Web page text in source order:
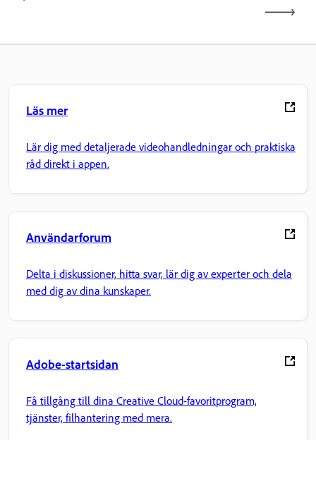
Läs mer
Lär dig med detaljerade videohandledningar och praktiska
råd direkt i appen.
Användarforum
Delta i diskussioner, hitta svar, lär dig av experter och dela
med dig av dina kunskaper.
Adobe-startsidan
Få tillgång till dina Creative Cloud-favoritprogram,
tjänster, filhantering med mera.